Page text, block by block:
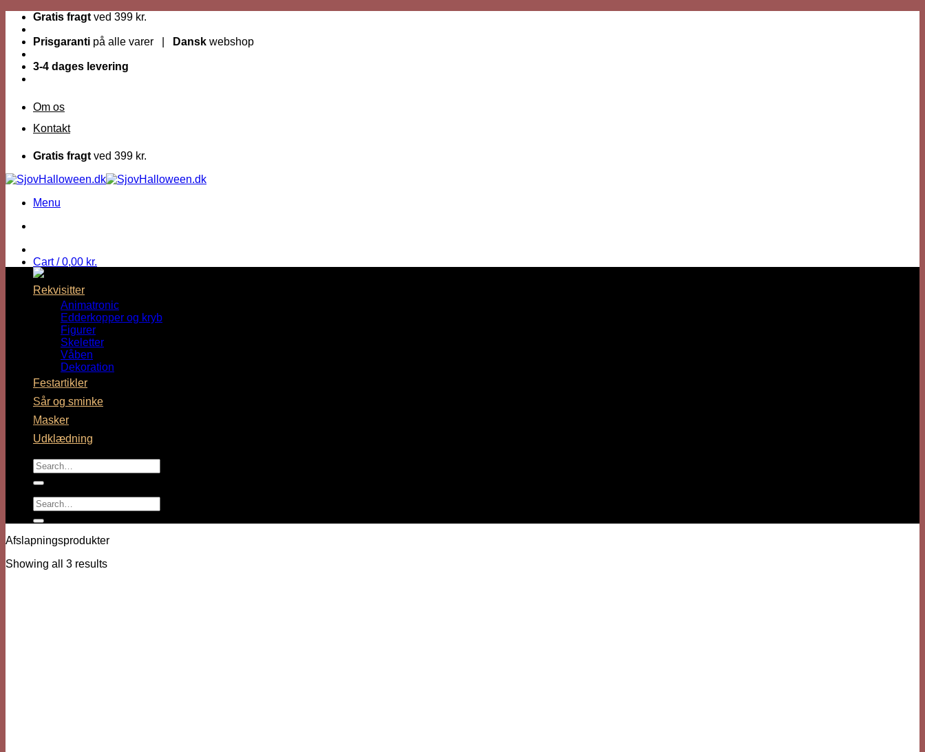
Fortsæt
indhold
Gratis fragt ved 399 kr.
Prisgaranti på alle varer | Dansk webshop
3-4 dages levering
Om os
Kontakt
Gratis fragt ved 399 kr.
Menu
Cart /0,00 kr.
No products in the cart.
No products in the cart.
Rekvisitter
Animatronic
Edderkopper og kryb
Figurer
Skeletter
Våben
Dekoration
Festartikler
Sår og sminke
Masker
Udklædning
Search
for:
Search
for:
Afslapningsprodukter
Showing all 3 results